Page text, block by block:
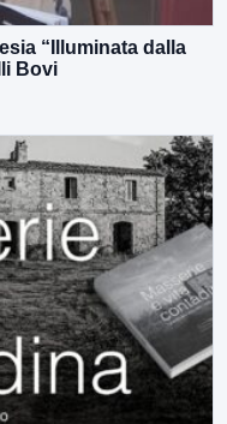
“Illuminata dalla
Bovi